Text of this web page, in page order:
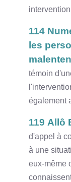
114
les
témoin
également
119 Allô
d'appel à
à une
eux-même